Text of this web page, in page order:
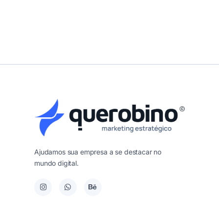
Ajudamos sua empresa a se destacar no
mundo digital.